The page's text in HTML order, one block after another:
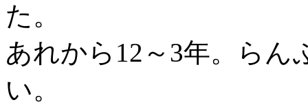
た。
あれから12～3年。らん
い。